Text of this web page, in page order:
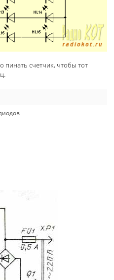
пинать счетчик, чтобы тот